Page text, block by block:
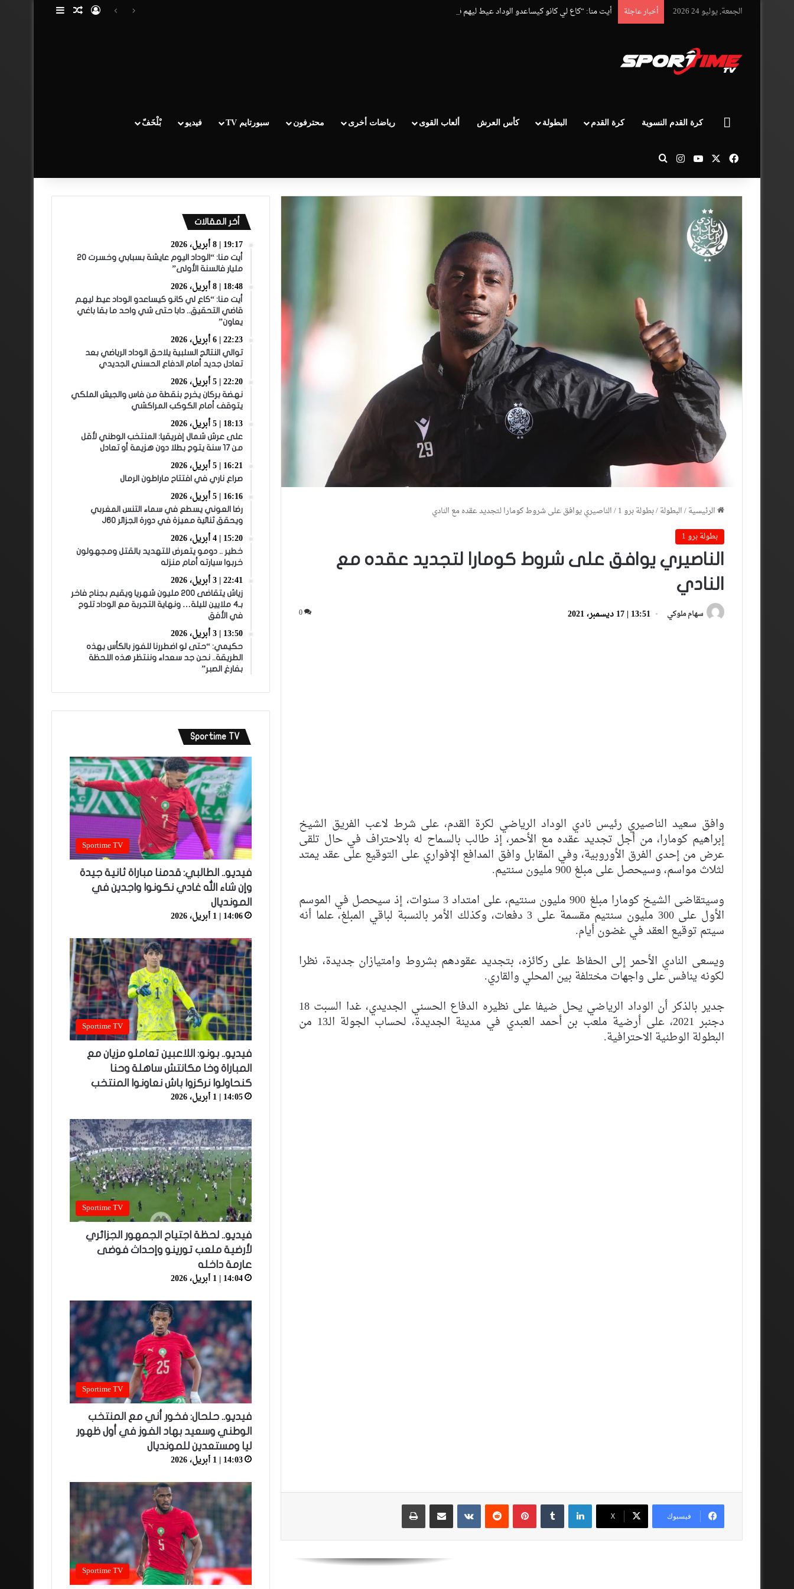
الجمعة, يوليو 24 2026 أخبار عاجلة أيت منا: “كاع لي كانو كيساعدو الوداد عيط ليهم قاضي التحقيق.. دابا حتى شي واحد ما بقا باغي يعاون” تسجيل الدخول
مقال عشوائي
إضافة عمود
الرئيسيةكرة القدم النسوية كرة القدم البطولة كأس العرش ألعاب القوى رياضات أخرى محترفون سبورتايم TV فيديو بْلْخَفّ
فيسبوك ‫YouTube
انستقرامبحث عن
الرئيسية/البطولة/بطولة برو 1 /الناصيري يوافق على شروط كومارا لتجديد عقده مع النادي
بطولة برو 1
الناصيري يوافق على شروط كومارا لتجديد عقده مع
النادي
سهام ملوكي 13:51 | 17 ديسمبر، 2021 0
وافق سعيد الناصيري رئيس نادي الوداد الرياضي لكرة القدم، على شرط لاعب الفريق الشيخ
إبراهيم كومارا، من أجل تجديد عقده مع الأحمر، إذ طالب بالسماح له بالاحتراف في حال تلقى
عرض من إحدى الفرق الأوروبية، وفي المقابل وافق المدافع الإفواري على التوقيع على عقد يمتد
لثلاث مواسم، وسيحصل على مبلغ 900 مليون سنتيم.
وسيتقاضى الشيخ كومارا مبلغ 900 مليون سنتيم، على امتداد 3 سنوات، إذ سيحصل في الموسم
الأول على 300 مليون سنتيم مقسمة على 3 دفعات، وكذلك الأمر بالنسبة لباقي المبلغ، علما أنه
سيتم توقيع العقد في غضون أيام.
ويسعى النادي الأحمر إلى الحفاظ على ركائزه، بتجديد عقودهم بشروط وامتيازان جديدة، نظرا
لكونه ينافس على واجهات مختلفة بين المحلي والقاري.
جدير بالذكر أن الوداد الرياضي يحل ضيفا على نظيره الدفاع الحسني الجديدي، غدا السبت 18
دجنبر 2021، على أرضية ملعب بن أحمد العبدي في مدينة الجديدة، لحساب الجولة الـ13 من
البطولة الوطنية الاحترافية.
فيسبوك ‫X
لينكدإن بينتيريست مشاركة عبر البريد طباعة
أيت منا: “الوداد اليوم عايشة بسبابي
أخر المقالات
19:17 | 8 أبريل، 2026
أيت منا: “الوداد اليوم عايشة بسبابي وخسرت 20
مليار فالسنة الأولى”
18:48 | 8 أبريل، 2026
أيت منا: “كاع لي كانو كيساعدو الوداد عيط ليهم
قاضي التحقيق.. دابا حتى شي واحد ما بقا باغي
يعاون”
22:23 | 6 أبريل، 2026
توالي النتائج السلبية يلاحق الوداد الرياضي بعد
تعادل جديد أمام الدفاع الحسني الجديدي
22:20 | 5 أبريل، 2026
نهضة بركان يخرج بنقطة من فاس والجيش الملكي
يتوقف أمام الكوكب المراكشي
18:13 | 5 أبريل، 2026
على عرش شمال إفريقيا: المنتخب الوطني لأقل
من 17 سنة يتوج بطلا دون هزيمة أو تعادل
16:21 | 5 أبريل، 2026
صراع ناري في افتتاح ماراطون الرمال
16:16 | 5 أبريل، 2026
رضا العوني يسطع في سماء التنس المغربي
ويحقق ثنائية مميزة في دورة الجزائر J60
15:20 | 4 أبريل، 2026
خطير .. دومو يتعرض للتهديد بالقتل ومجهولون
خربوا سيارته أمام منزله
22:41 | 3 أبريل، 2026
زياش يتقاضى 200 مليون شهريا ويقيم بجناح فاخر
بـ4 ملايين لليلة… ونهاية التجربة مع الوداد تلوح
في الأفق
13:50 | 3 أبريل، 2026
حكيمي: “حتى لو اضطررنا للفوز بالكأس بهذه
الطريقة.. نحن جد سعداء وننتظر هذه اللحظة
بفارغ الصبر”
Sportime TV
Sportime TV
فيديو.. الطالبي: قدمنا مباراة ثانية جيدة
وإن شاء الله غادي نكونوا واجدين في
المونديال
14:06 | 1 أبريل، 2026
Sportime TV
فيديو.. بونو: اللاعبين تعاملو مزيان مع
المباراة وخا مكانتش ساهلة وحنا
كنحاولوا نركزوا باش نعاونوا المنتخب
14:05 | 1 أبريل، 2026
Sportime TV
فيديو.. لحظة اجتياح الجمهور الجزائري
لأرضية ملعب تورينو وإحداث فوضى
عارمة داخله
14:04 | 1 أبريل، 2026
Sportime TV
فيديو.. حلحال: فخور أني مع المنتخب
الوطني وسعيد بهاد الفوز في أول ظهور
ليا ومستعدين للمونديال
14:03 | 1 أبريل، 2026
Sportime TV